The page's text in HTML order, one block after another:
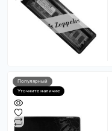
Популярный
Уточните наличие